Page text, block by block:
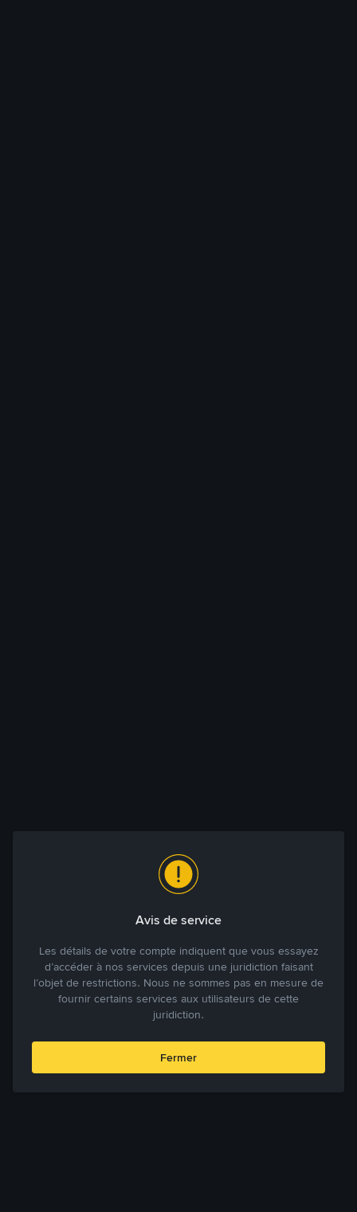
Avis de service
Les détails de votre compte indiquent que vous essayez
d’accéder à nos services depuis une juridiction faisant
l’objet de restrictions. Nous ne sommes pas en mesure de
fournir certains services aux utilisateurs de cette
juridiction.
Fermer